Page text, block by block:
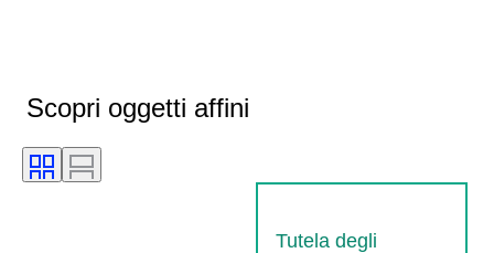
Scopri oggetti affini
Tutela degli